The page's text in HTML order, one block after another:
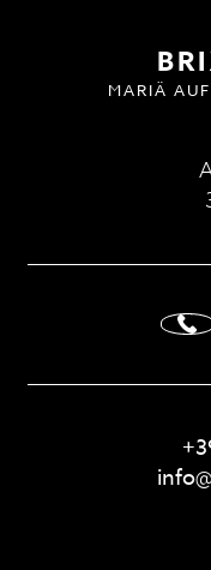
MARIÄ
info@